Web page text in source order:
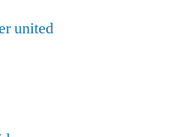
united